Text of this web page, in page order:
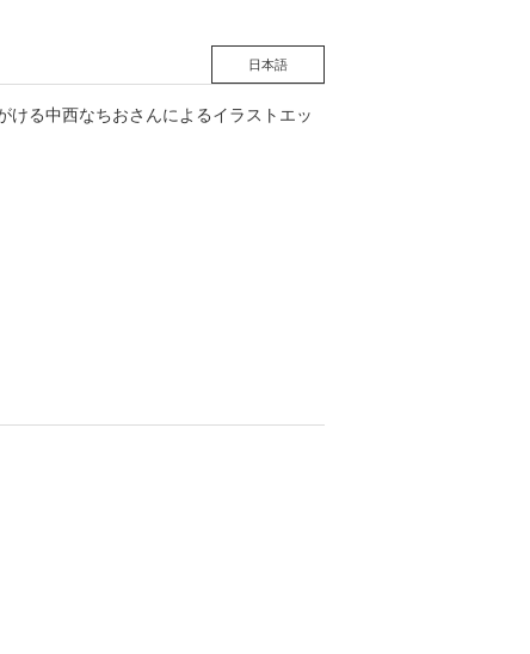
日本語
ける中西なちおさんによるイラストエッ